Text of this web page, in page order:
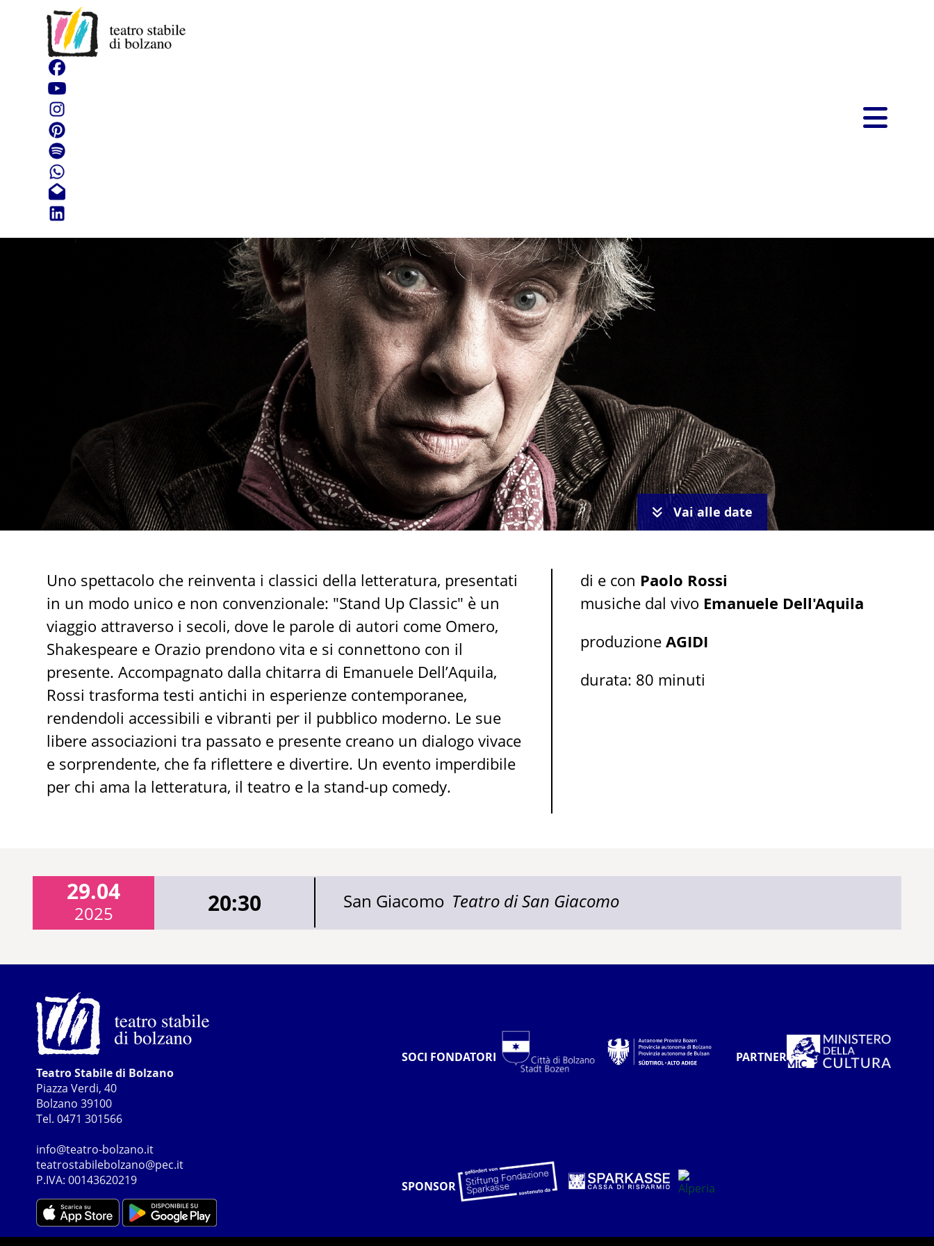
Stand up Classic
Vai alle date
Uno spettacolo che reinventa i classici della letteratura, presentati
in un modo unico e non convenzionale: "Stand Up Classic" è un
viaggio attraverso i secoli, dove le parole di autori come Omero,
Shakespeare e Orazio prendono vita e si connettono con il
presente. Accompagnato dalla chitarra di Emanuele Dell’Aquila,
Rossi trasforma testi antichi in esperienze contemporanee,
rendendoli accessibili e vibranti per il pubblico moderno. Le sue
libere associazioni tra passato e presente creano un dialogo vivace
e sorprendente, che fa riflettere e divertire. Un evento imperdibile
per chi ama la letteratura, il teatro e la stand-up comedy.
di e con Paolo Rossi
musiche dal vivo Emanuele Dell'Aquila
produzione AGIDI
durata: 80 minuti
29.04
2025 20:30 San Giacomo Teatro di San Giacomo
Teatro Stabile di Bolzano
Piazza Verdi, 40
Bolzano 39100
Tel. 0471 301566
info@teatro-bolzano.it
teatrostabilebolzano@pec.it
P.IVA: 00143620219
SOCI FONDATORI PARTNER
SPONSOR